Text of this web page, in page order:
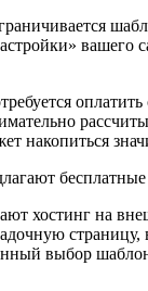
вашего
накопиться
хостинг на
выбор